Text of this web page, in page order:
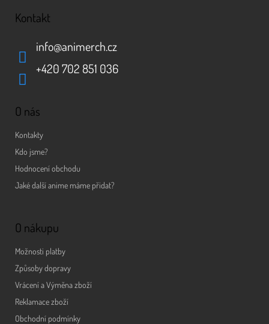
Kontakt
info@animerch.cz
+420 702 851 036
O nás
Kontakty
Kdo jsme?
Hodnocení obchodu
Jaké další anime máme přidat?
O nákupu
Možnosti platby
Způsoby dopravy
Vrácení a Výměna zboží
Reklamace zboží
Obchodní podmínky